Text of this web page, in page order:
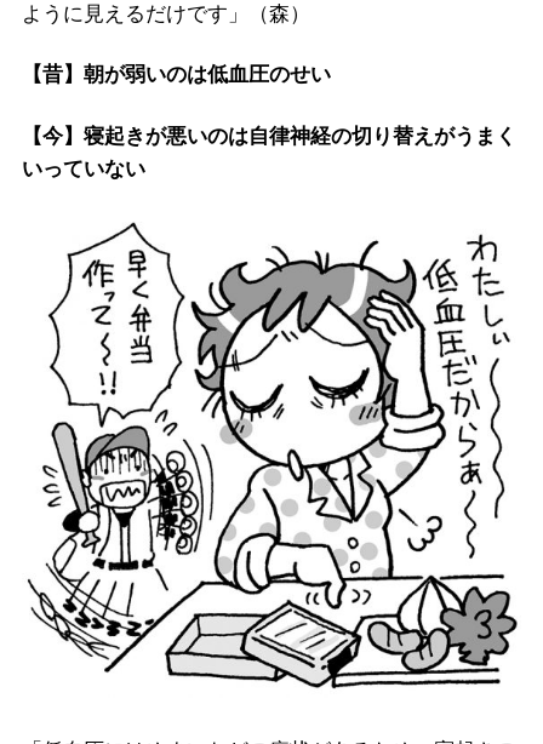
ように見えるだけです」（森）
【昔】朝が弱いのは低血圧のせい
【今】寝起きが悪いのは自律神経の切り替えがうまく
いっていない